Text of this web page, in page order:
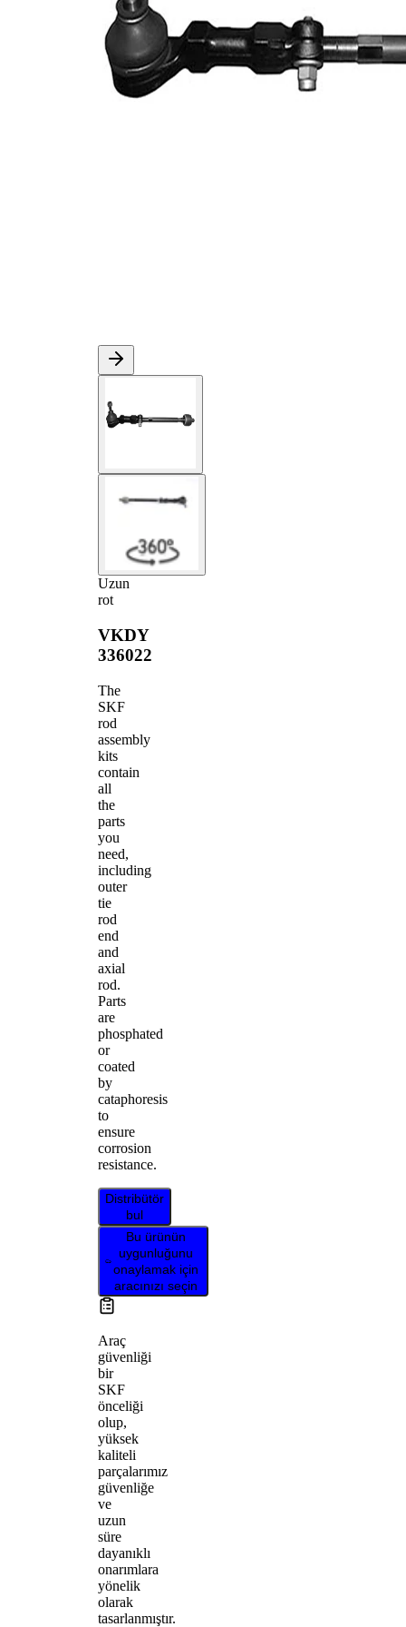
Uzun
rot
VKDY
336022
The
SKF
rod
assembly
kits
contain
all
the
parts
you
need,
including
outer
tie
rod
end
and
axial
rod.
Parts
are
phosphated
or
coated
by
cataphoresis
to
ensure
corrosion
resistance.
Distribütör
bul
Bu ürünün
uygunluğunu
onaylamak için
aracınızı seçin
Araç
güvenliği
bir
SKF
önceliği
olup,
yüksek
kaliteli
parçalarımız
güvenliğe
ve
uzun
süre
dayanıklı
onarımlara
yönelik
olarak
tasarlanmıştır.
ürün/
İlave
açıklama
yağ ile
Çift
halindeki
ürün
VKDY